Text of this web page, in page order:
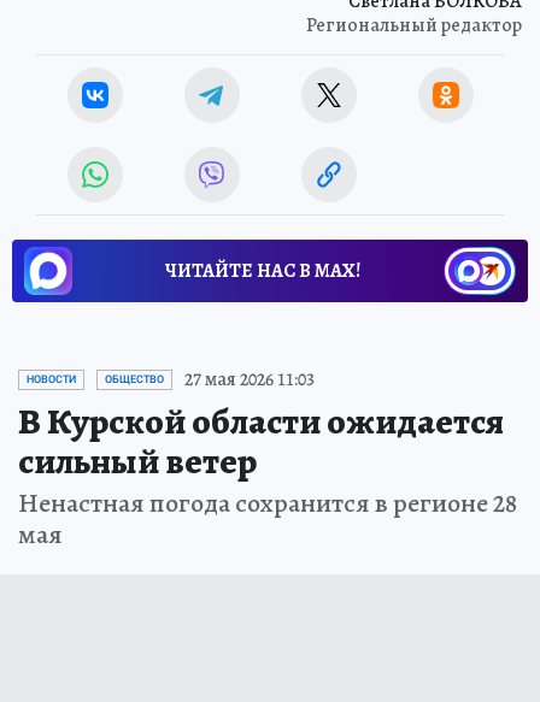
Региональный редактор
ЧИТАЙТЕ НАС В МАХ!
НОВОСТИ ОБЩЕСТВО 27 мая 2026 11:03
В Курской области ожидается
сильный ветер
Ненастная погода сохранится в регионе 28
мая